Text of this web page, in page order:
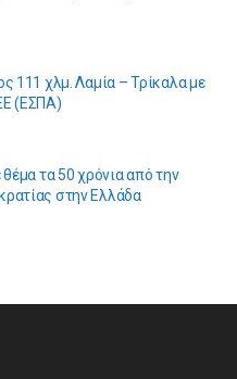
111 χλμ. Λαμία – Τρίκαλα με
(ΕΣΠΑ)
τα 50 χρόνια από την
στην Ελλάδα